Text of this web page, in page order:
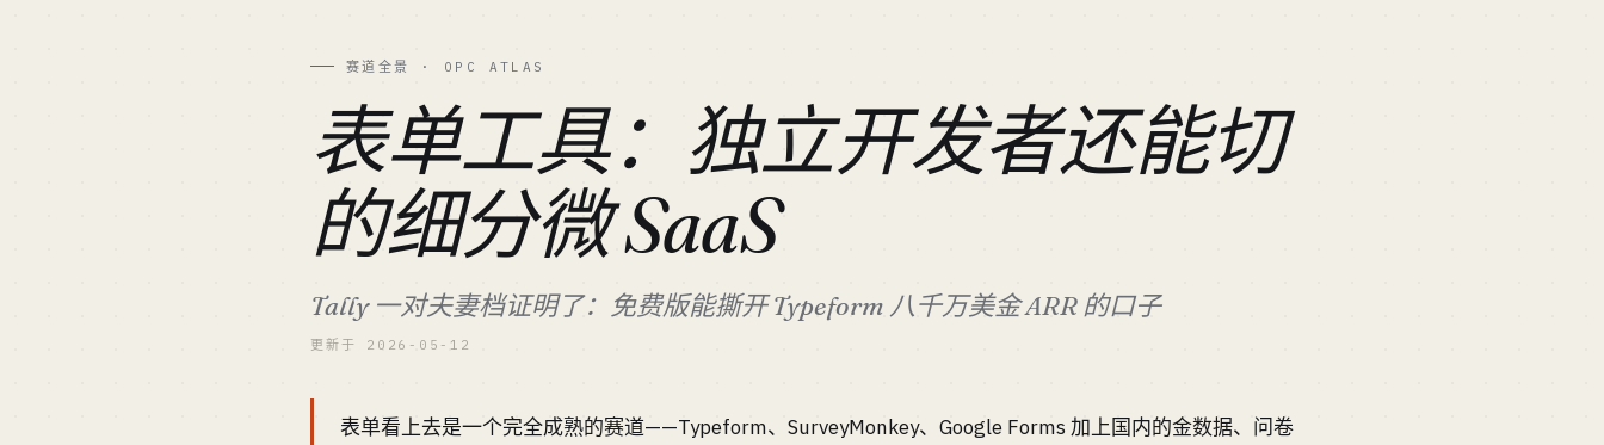
赛道全景 · OPC ATLAS
表单工具：独立开发者还能切
的细分微 SaaS
Tally 一对夫妻档证明了：免费版能撕开 Typeform 八千万美金 ARR 的口子
更新于 2026-05-12
表单看上去是一个完全成熟的赛道——Typeform、SurveyMonkey、Google Forms 加上国内的金数据、问卷